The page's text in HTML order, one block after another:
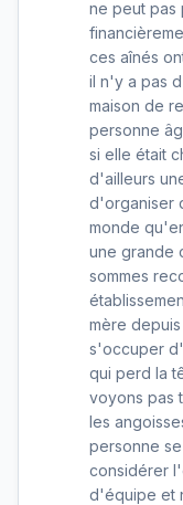
ne peut pas
ces aînés
il n'y a pas
maison de
personne
si elle était
d'ailleurs
d'organiser
monde
une grande
sommes
mère
s'occuper
qui perd la
voyons pas
les
personne
considérer
d'équipe et